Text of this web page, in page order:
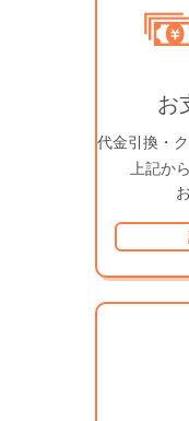
お
代金引換・
上記か